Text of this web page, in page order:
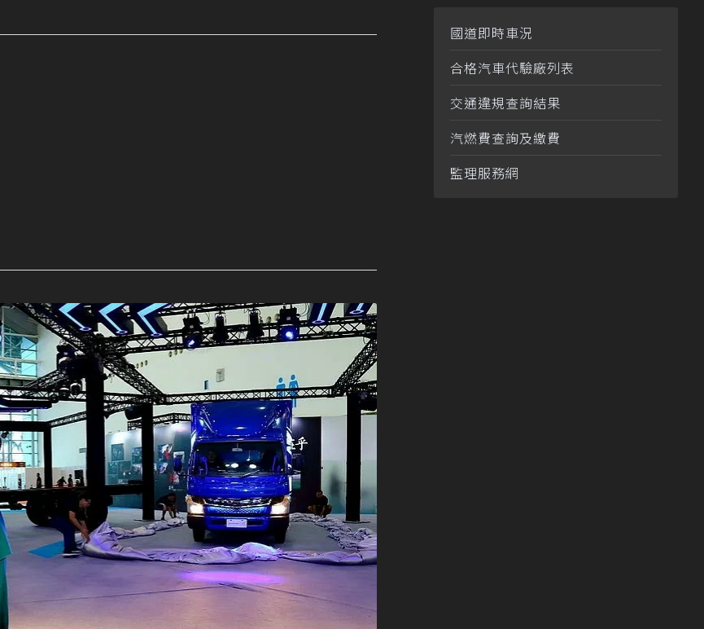
國道即時車況
合格汽車代驗廠列表
交通違規查詢結果
汽燃費查詢及繳費
監理服務網